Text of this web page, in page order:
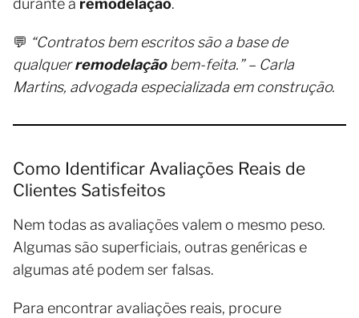
durante a remodelação.
💬 “Contratos bem escritos são a base de
qualquerremodelaçãobem-feita.” – Carla
Martins, advogada especializada em construção.
Como Identificar Avaliações Reais de
Clientes Satisfeitos
Nem todas as avaliações valem o mesmo peso.
Algumas são superficiais, outras genéricas e
algumas até podem ser falsas.
Para encontrar avaliações reais, procure